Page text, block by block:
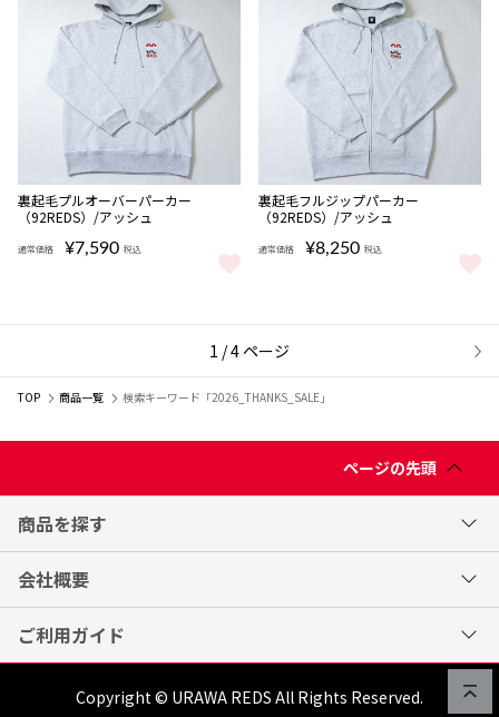
完売
裏起毛プルオーバーパーカー
（92REDS）/アッシュ
通常価格 ¥7,590 税込
裏起毛プルオーバーパーカー（92REDS）/アッシュ をもっと見る
完売
裏起毛フルジップパーカー
（92REDS）/アッシュ
通常価格 ¥8,250 税込
裏起毛フルジップパーカー（
1 / 4 ページ 次
TOP 商品一覧 検索キーワード「2026_THANKS_SALE」
ページの先頭
商品を探す
会社概要
ご利用ガイド
Copyright © URAWA REDS All Rights Reserved.